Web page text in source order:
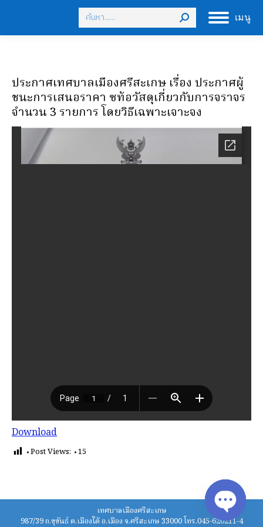
เมนู
Search:
ประกาศเทศบาลเมืองศรีสะเกษ เรื่อง ประกาศผู้
ชนะการเสนอราคา ซท้อวัสดุเกี่ยวกับการจราจร
จำนวน 3 รายการ โดยวิธีเฉพาะเจาะจง
Download
Post Views: 15
เทศบาลเมืองศรีสะเกษ
987/39 ถ.ขุขันธ์ ต.เมืองใต้ อ.เมือง จ.ศรีสะเกษ 33000 โทร.045-620211-4
Open